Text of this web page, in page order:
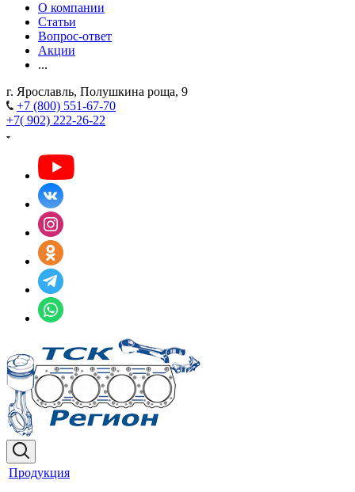
О компании
Статьи
Вопрос-ответ
Акции
...
г. Ярославль, Полушкина роща, 9
+7 (800) 551-67-70
+7( 902) 222-26-22
Продукция